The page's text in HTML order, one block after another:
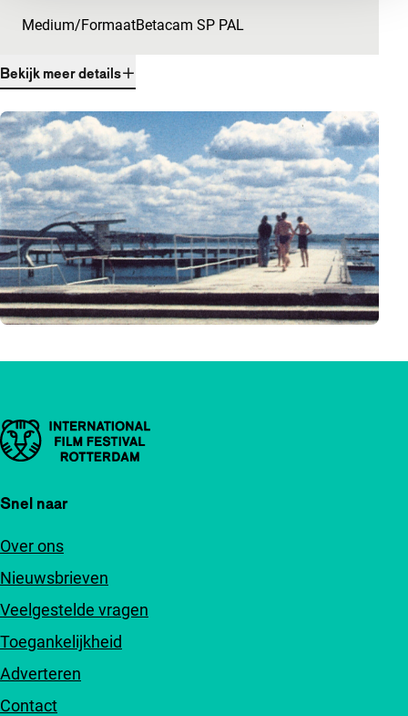
Medium/FormaatBetacam SP PAL
Bekijk meer details
Belangrijke links
Snel naar
Over ons
Nieuwsbrieven
Veelgestelde vragen
Toegankelijkheid
Adverteren
Contact